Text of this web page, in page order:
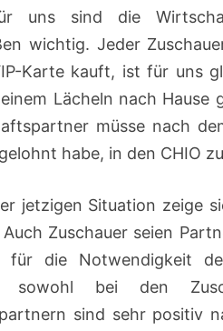
uns sind die
wichtig. Jeder
Karte kauft, ist für uns
Lächeln nach Hause
müsse nach
habe, in den CHIO
jetzigen Situation zeige
Zuschauer seien
für die Notwendigkeit
sowohl bei den
sind sehr positiv